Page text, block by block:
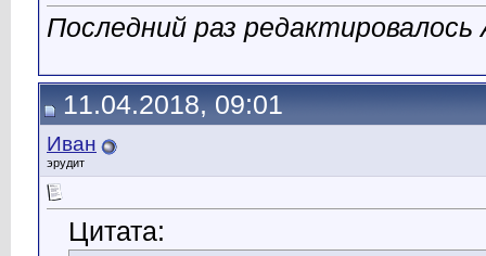
Последний раз
11.04.2018, 09:01
Иван
эрудит
Цитата: